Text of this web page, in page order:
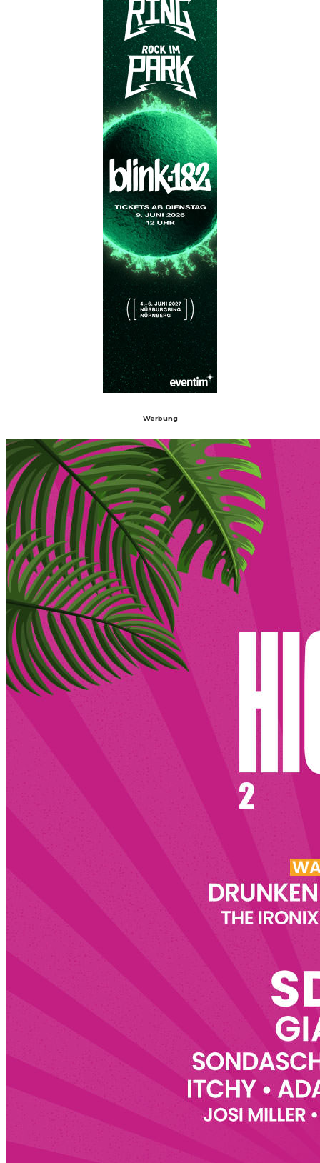
Werbung